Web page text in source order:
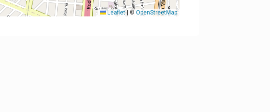
Leaflet | ©OpenStreetMap